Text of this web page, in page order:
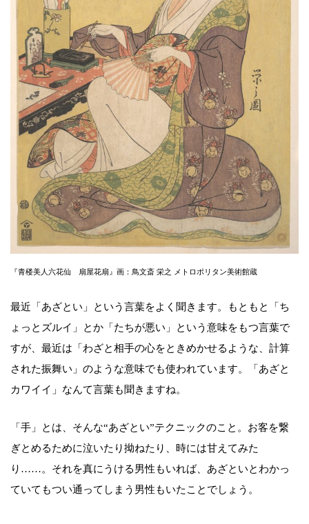
『青楼美人六花仙 扇屋花扇』画：鳥文斎 栄之 メトロポリタン美術館蔵
最近「あざとい」という言葉をよく聞きます。もともと「ち
ょっとズルイ」とか「たちが悪い」という意味をもつ言葉で
すが、最近は「わざと相手の心をときめかせるような、計算
された振舞い」のような意味でも使われています。「あざと
カワイイ」なんて言葉も聞きますね。
「手」とは、そんな“あざとい”テクニックのこと。お客を繋
ぎとめるために泣いたり拗ねたり、時には甘えてみた
り……。それを真にうける男性もいれば、あざといとわかっ
ていてもつい通ってしまう男性もいたことでしょう。